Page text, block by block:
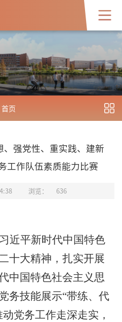
首页
、强党性、重实践、建新
作队伍素质能力比赛
浏览： 636
近平新时代中国特色
十大精神，扎实开展
中国特色社会主义思
务技能展示“带练、代
党务工作走深走实，